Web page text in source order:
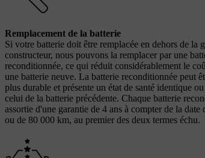
Remplacement de la batterie
Si votre batterie doit être remplacée en dehors de la
constructeur, nous pouvons la remplacer par une
reconditionnée, ce qui réduit considérablement le
une batterie neuve. La batterie reconditionnée peut
plus durable et présente un état de santé identique
celui de la batterie précédente. Chaque batterie
assortie d'une garantie de 4 ans à compter de la date
ou de 80 000 km, au premier des deux termes échu.